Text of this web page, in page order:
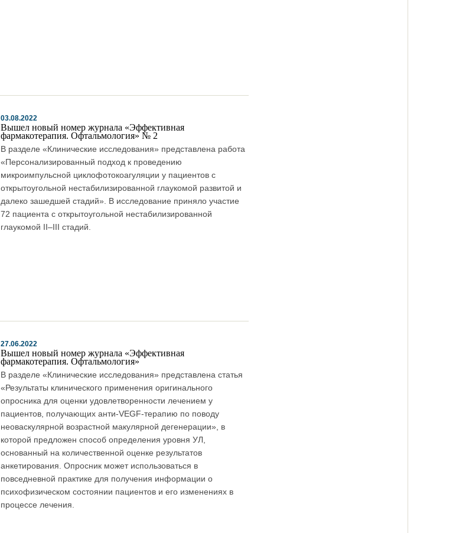
03.08.2022
Вышел новый номер журнала «Эффективная
фармакотерапия. Офтальмология» № 2
В разделе «Клинические исследования» представлена работа
«Персонализированный подход к проведению
микроимпульсной циклофотокоагуляции у пациентов с
открытоугольной нестабилизированной глаукомой развитой и
далеко зашедшей стадий». В исследование приняло участие
72 пациента с открытоугольной нестабилизированной
глаукомой II–III стадий.
27.06.2022
Вышел новый номер журнала «Эффективная
фармакотерапия. Офтальмология»
В разделе «Клинические исследования» представлена статья
«Результаты клинического применения оригинального
опросника для оценки удовлетворенности лечением у
пациентов, получающих анти-VEGF-терапию по поводу
неоваскулярной возрастной макулярной дегенерации», в
которой предложен способ определения уровня УЛ,
основанный на количественной оценке результатов
анкетирования. Опросник может использоваться в
повседневной практике для получения информации о
психофизическом состоянии пациентов и его изменениях в
процессе лечения.